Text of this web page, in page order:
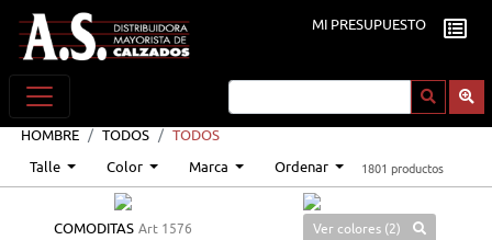
MI PRESUPUESTO
HOMBRE TODOS
TODOS
Talle
Color Marca Ordenar 1801 productos
COMODITAS Art 1576
Ver colores (2)